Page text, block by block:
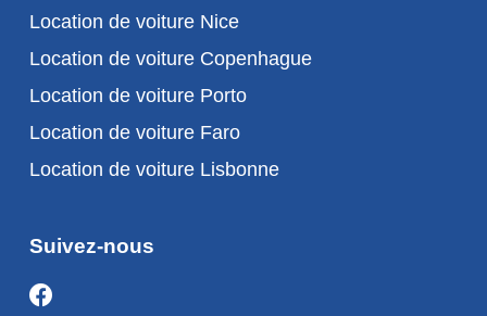
Location de voiture Nice
Location de voiture Copenhague
Location de voiture Porto
Location de voiture Faro
Location de voiture Lisbonne
Suivez-nous